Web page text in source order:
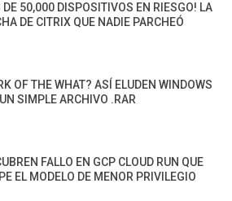
DE 50,000 DISPOSITIVOS EN RIESGO! LA
DE CITRIX QUE NADIE PARCHEÓ
OF THE WHAT? ASÍ ELUDEN WINDOWS
SIMPLE ARCHIVO .RAR
FALLO EN GCP CLOUD RUN QUE
EL MODELO DE MENOR PRIVILEGIO